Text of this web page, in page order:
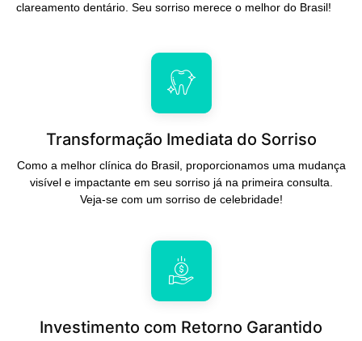
clareamento dentário. Seu sorriso merece o melhor do Brasil!
Transformação Imediata do Sorriso
Como a melhor clínica do Brasil, proporcionamos uma mudança
visível e impactante em seu sorriso já na primeira consulta.
Veja-se com um sorriso de celebridade!
Investimento com Retorno Garantido